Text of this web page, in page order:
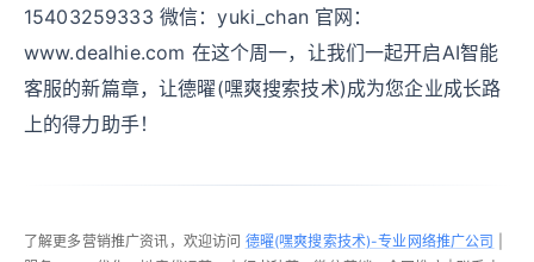
15403259333 微信：yuki_chan 官网：
www.dealhie.com 在这个周一，让我们一起开启AI智能
客服的新篇章，让德曜(嘿爽搜索技术)成为您企业成长路
上的得力助手！
了解更多营销推广资讯，欢迎访问 德曜(嘿爽搜索技术)-专业网络推广公司